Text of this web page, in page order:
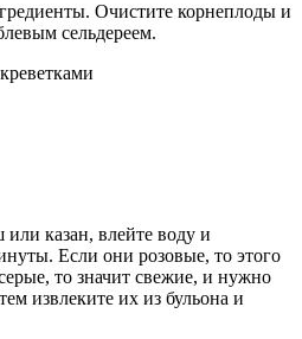
Очистите корнеплоды и
сельдереем.
казан, влейте воду и
Если они розовые, то этого
то значит свежие, и нужно
извлеките их из бульона и